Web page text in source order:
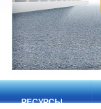
РЕСУРСЫ